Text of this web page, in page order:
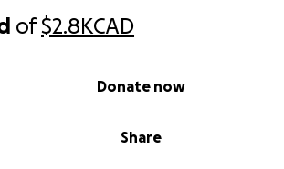
of$2.8KCAD
Share
Donate now